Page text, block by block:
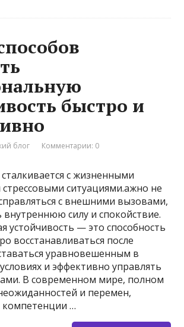
быстро и
блог Комментарии: 0
с жизненными
ситуациями.ажно не
с внешними вызовами,
внутреннюю силу и спокойствие.
устойчивость — это способность
восстанавливаться после
уравновешенным в
и эффективно управлять
В современном мире, полном
и перемен,
компетенции …